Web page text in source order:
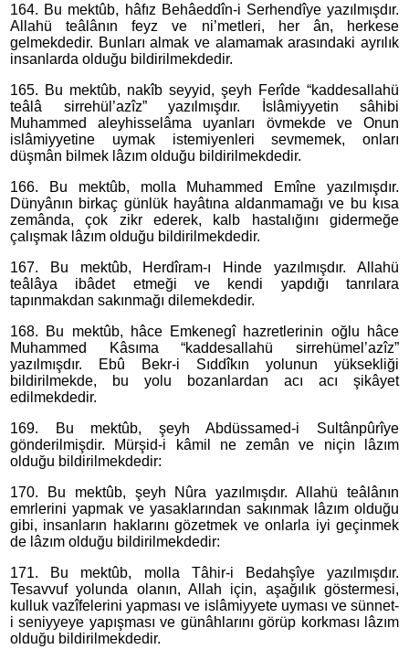
164. Bu mektûb, hâfız Behâeddîn-i Serhendîye yazılmışdır.
Allahü teâlânın feyz ve ni’metleri, her ân, herkese
gelmekdedir. Bunları almak ve alamamak arasındaki ayrılık
insanlarda olduğu bildirilmekdedir.
165. Bu mektûb, nakîb seyyid, şeyh Ferîde “kaddesallahü
teâlâ sirrehül’azîz” yazılmışdır. İslâmiyyetin sâhibi
Muhammed aleyhisselâma uyanları övmekde ve Onun
islâmiyyetine uymak istemiyenleri sevmemek, onları
düşmân bilmek lâzım olduğu bildirilmekdedir.
166. Bu mektûb, molla Muhammed Emîne yazılmışdır.
Dünyânın birkaç günlük hayâtına aldanmamağı ve bu kısa
zemânda, çok zikr ederek, kalb hastalığını gidermeğe
çalışmak lâzım olduğu bildirilmekdedir.
167. Bu mektûb, Herdîram-ı Hinde yazılmışdır. Allahü
teâlâya ibâdet etmeği ve kendi yapdığı tanrılara
tapınmakdan sakınmağı dilemekdedir.
168. Bu mektûb, hâce Emkenegî hazretlerinin oğlu hâce
Muhammed Kâsıma “kaddesallahü sirrehümel’azîz”
yazılmışdır. Ebû Bekr-i Sıddîkın yolunun yüksekliği
bildirilmekde, bu yolu bozanlardan acı acı şikâyet
edilmekdedir.
169. Bu mektûb, şeyh Abdüssamed-i Sultânpûrîye
gönderilmişdir. Mürşid-i kâmil ne zemân ve niçin lâzım
olduğu bildirilmekdedir:
170. Bu mektûb, şeyh Nûra yazılmışdır. Allahü teâlânın
emrlerini yapmak ve yasaklarından sakınmak lâzım olduğu
gibi, insanların haklarını gözetmek ve onlarla iyi geçinmek
de lâzım olduğu bildirilmekdedir:
171. Bu mektûb, molla Tâhir-i Bedahşîye yazılmışdır.
Tesavvuf yolunda olanın, Allah için, aşağılık göstermesi,
kulluk vazîfelerini yapması ve islâmiyyete uyması ve sünnet-
i seniyyeye yapışması ve günâhlarını görüp korkması lâzım
olduğu bildirilmekdedir.